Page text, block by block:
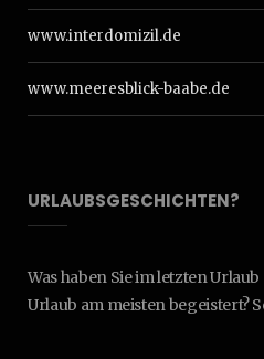
www.interdomizil.de
www.meeresblick-baabe.de
URLAUBSGESCHICHTEN?
Was haben Sie im letzten Urlaub
Urlaub am meisten begeistert?